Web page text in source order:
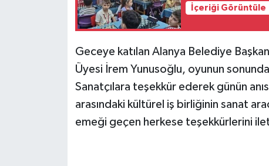
İçeriği Görüntüle
Geceye katılan Alanya Belediye
Üyesi İrem Yunusoğlu, oyunun
Sanatçılara teşekkür ederek günün
arasındaki kültürel iş birliğinin sanat
emeği geçen herkese teşekkürlerini